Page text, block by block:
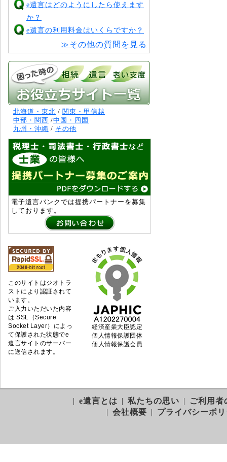
e遺言はどのようにしたら使えます
か？
e遺言の利用料金はいくらですか？
≫その他の質問を見る
北海道・東北 / 関東・甲信越
中部・関西 /中国・四国
九州・沖縄 / その他
電子遺言バンクでは提携パートナーを募集
しております。
経済産業大臣認定
個人情報保護団体
個人情報保護会員
このサイトはジオトラ
ストにより認証されて
います。
ご入力いただいた内容
は SSL（Secure
Socket Layer）によっ
て保護された状態でe
遺言サイトのサーバー
に送信されます。
| e遺言とは | 私たちの思い |
ご利用者
| 会社概要 | プライバシーポ